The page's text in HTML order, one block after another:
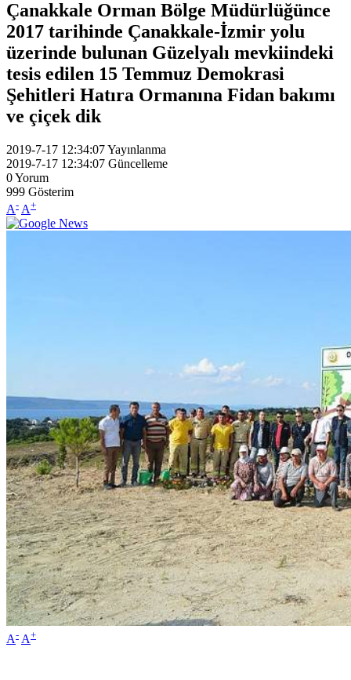
Çanakkale Orman Bölge Müdürlüğünce
2017 tarihinde Çanakkale-İzmir yolu
üzerinde bulunan Güzelyalı mevkiindeki
tesis edilen 15 Temmuz Demokrasi
Şehitleri Hatıra Ormanına Fidan bakımı
ve çiçek dik
2019-7-17 12:34:07Yayınlanma
2019-7-17 12:34:07 Güncelleme
0Yorum
999 Gösterim
A- A+
A- A+